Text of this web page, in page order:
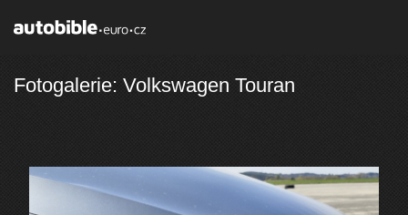
Fotogalerie: Volkswagen Touran